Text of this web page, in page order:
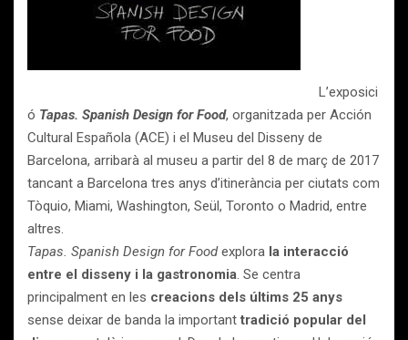
L’exposici
ó Tapas. Spanish Design for Food, organitzada per Acción
Cultural Española (ACE) i el Museu del Disseny de
Barcelona, arribarà al museu a partir del 8 de març de 2017
tancant a Barcelona tres anys d’itinerància per ciutats com
Tòquio, Miami, Washington, Seül, Toronto o Madrid, entre
altres.
Tapas. Spanish Design for Foodexplora la interacció
entre el disseny i la gastronomia. Se centra
principalment en les creacions dels últims 25 anys
sense deixar de banda la importanttradició popular del